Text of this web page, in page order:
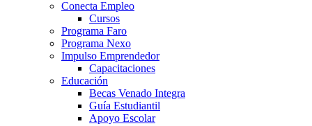
Conecta Empleo
Cursos
Programa Faro
Programa Nexo
Impulso Emprendedor
Capacitaciones
Educación
Becas Venado Integra
Guía Estudiantil
Apoyo Escolar